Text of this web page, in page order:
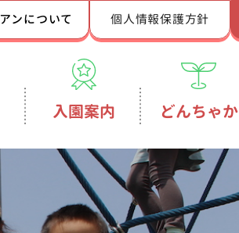
ンについて 個人情報保護方針
入園案内 どんちゃか